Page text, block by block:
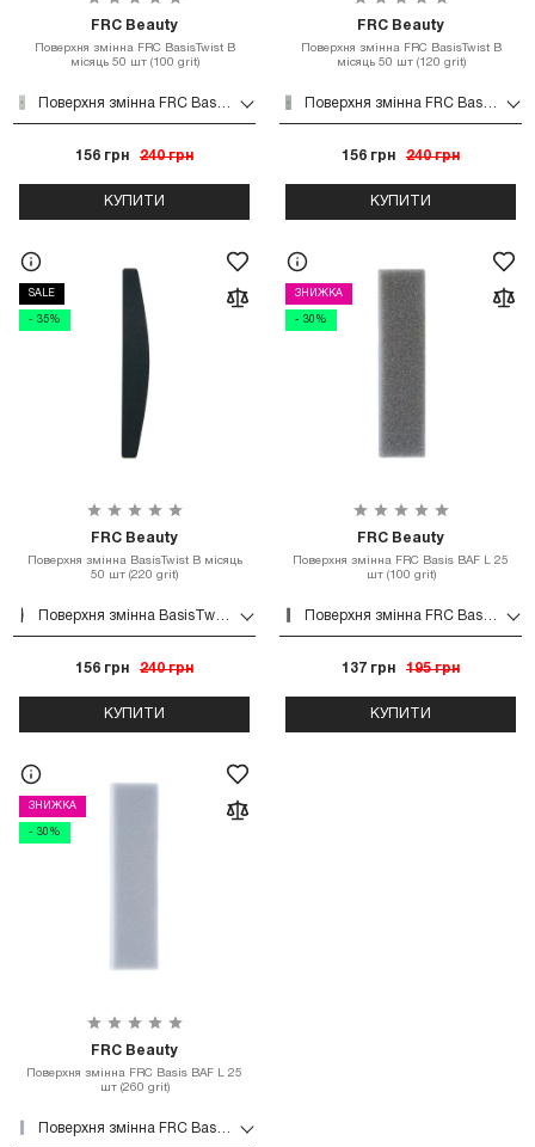
FRC Beauty
Поверхня змінна FRC BasisTwist B
місяць 50 шт (100 grit)
156 грн 240 грн
КУПИТИ
FRC Beauty
Поверхня змінна FRC BasisTwist B
місяць 50 шт (120 grit)
156 грн 240 грн
КУПИТИ
SALE
- 35%
FRC Beauty
Поверхня змінна BasisTwist B місяць
50 шт (220 grit)
156 грн 240 грн
КУПИТИ
ЗНИЖКА
- 30%
FRC Beauty
Поверхня змінна FRC Basis BAF L 25
шт (100 grit)
137 грн 195 грн
КУПИТИ
ЗНИЖКА
- 30%
FRC Beauty
Поверхня змінна FRC Basis BAF L 25
шт (260 grit)